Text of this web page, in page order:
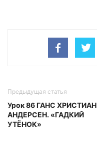
Предыдущая статья
Урок 86 ГАНС ХРИСТИАН
АНДЕРСЕН. «ГАДКИЙ
УТЁНОК»